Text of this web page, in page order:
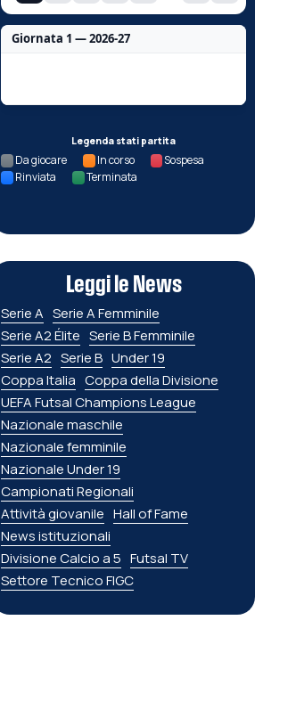
Giornata 1 — 2026-27
Legenda stati partita
Da giocare In corso
Sospesa
Rinviata
Terminata
Leggi le News
Serie A Serie A Femminile
Serie A2 Élite Serie B Femminile
Serie A2 Serie B Under 19
Coppa Italia Coppa della Divisione
UEFA Futsal Champions League
Nazionale maschile
Nazionale femminile
Nazionale Under 19
Campionati Regionali
Attività giovanile Hall of Fame
News istituzionali
Divisione Calcio a 5 Futsal TV
Settore Tecnico FIGC